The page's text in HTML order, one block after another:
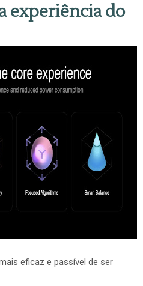
experiência do
eficaz e passível de ser